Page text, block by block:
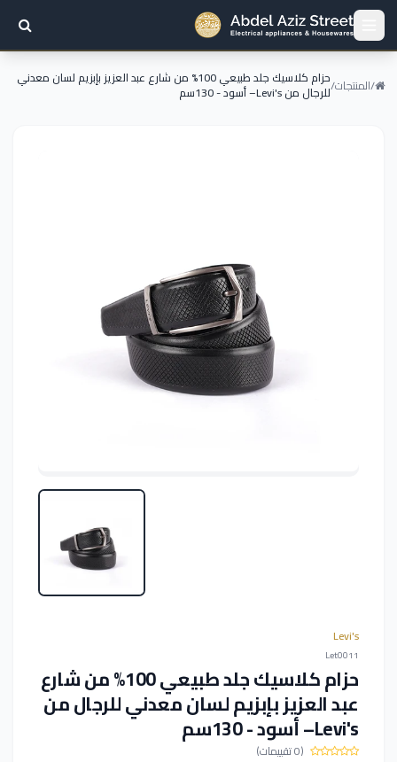
/المنتجات/ حزام كلاسيك جلد طبيعي 100% من شارع عبد العزيز بإبزيم لسان معدني
للرجال من Levi's– أسود - 130سم
Levi's
Let0011
حزام كلاسيك جلد طبيعي 100% من شارع
عبد العزيز بإبزيم لسان معدني للرجال من
Levi's– أسود - 130سم
(0 تقييمات)